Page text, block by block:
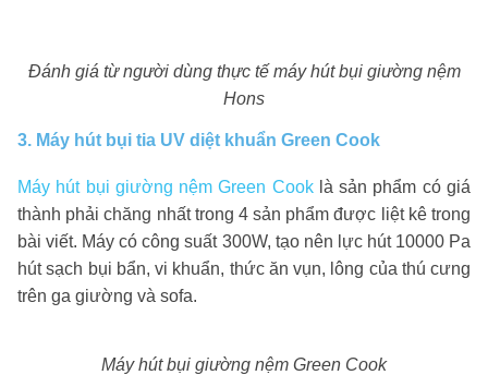
Đánh giá từ người dùng thực tế máy hút bụi giường nệm
Hons
3. Máy hút bụi tia UV diệt khuẩn Green Cook
Máy hút bụi giường nệm Green Cooklà sản phẩm có giá
thành phải chăng nhất trong 4 sản phẩm được liệt kê trong
bài viết. Máy có công suất 300W, tạo nên lực hút 10000 Pa
hút sạch bụi bẩn, vi khuẩn, thức ăn vụn, lông của thú cưng
trên ga giường và sofa.
Máy hút bụi giường nệm Green Cook